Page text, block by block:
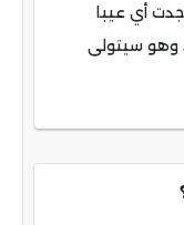
أي عيبا
سيتولى